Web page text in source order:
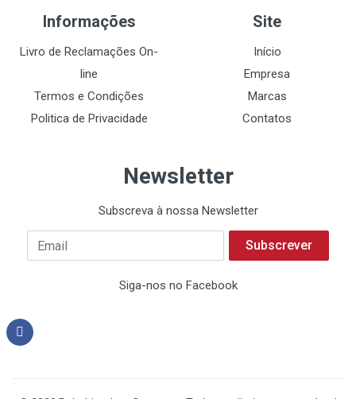
Informações
Livro de Reclamações On-
line
Termos e Condições
Politica de Privacidade
Site
Início
Empresa
Marcas
Contatos
Newsletter
Subscreva à nossa Newsletter
Subscrever
Siga-nos no Facebook